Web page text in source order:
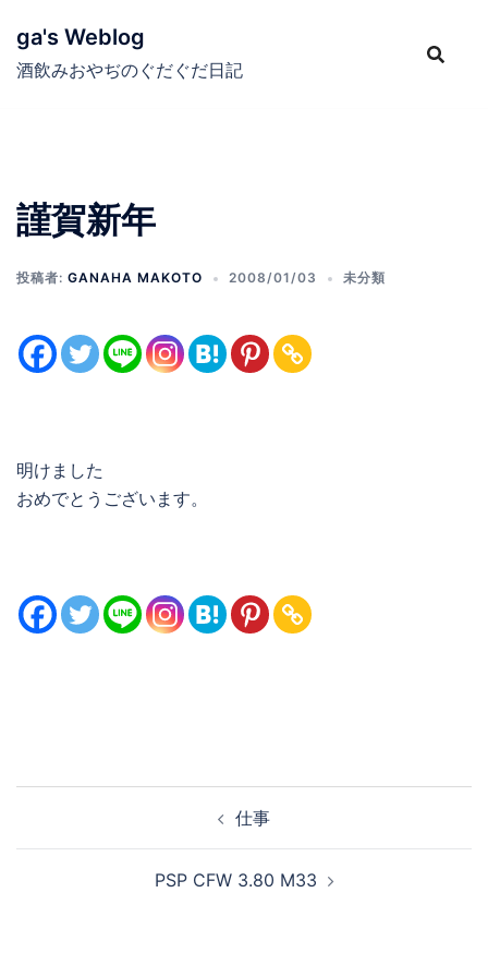
ga's Weblog
酒飲みおやぢのぐだぐだ日記
謹賀新年
投稿者: GANAHA MAKOTO 2008/01/03 未分類
明けました
おめでとうございます。
仕事
PSP CFW 3.80 M33